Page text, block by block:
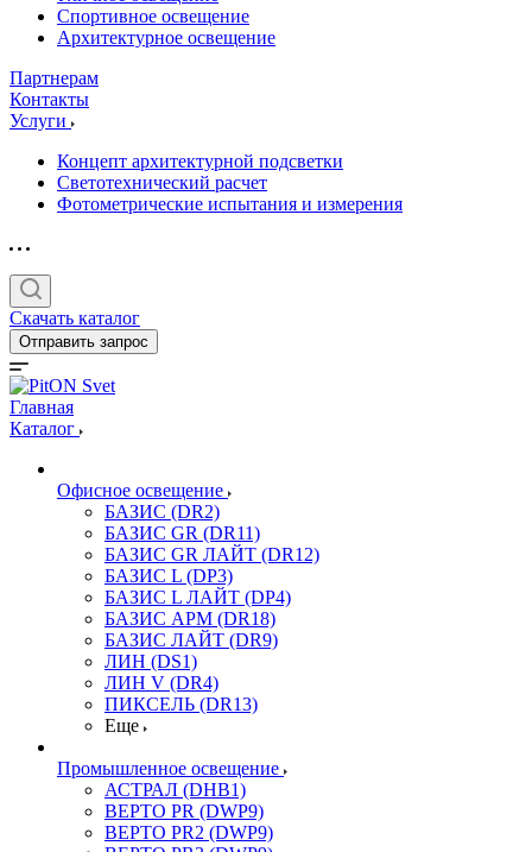
Спортивное освещение
Архитектурное освещение
Партнерам
Контакты
Услуги
Концепт архитектурной подсветки
Светотехнический расчет
Фотометрические испытания и измерения
Скачать каталог
Отправить запрос
Главная
Каталог
Офисное освещение
БАЗИС (DR2)
БАЗИС GR (DR11)
БАЗИС GR ЛАЙТ (DR12)
БАЗИС L (DP3)
БАЗИС L ЛАЙТ (DP4)
БАЗИС АРМ (DR18)
БАЗИС ЛАЙТ (DR9)
ЛИН (DS1)
ЛИН V (DR4)
ПИКСЕЛЬ (DR13)
Еще
Промышленное освещение
АСТРАЛ (DHB1)
ВЕРТО PR (DWP9)
ВЕРТО PR2 (DWP9)